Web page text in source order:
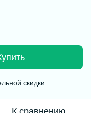
скидки